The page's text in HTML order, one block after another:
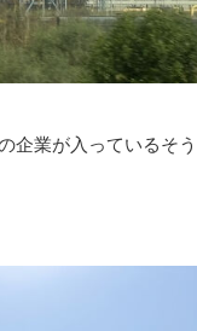
企業が入っているそう